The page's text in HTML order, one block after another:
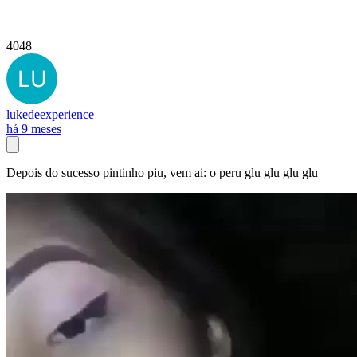
4048
lukedeexperience
há 9 meses
Depois do sucesso pintinho piu, vem ai: o peru glu glu glu glu